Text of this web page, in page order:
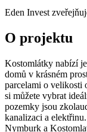
Eden Invest
O projektu
Kostomlátky nabízí
domů v krásném
parcelami o velikosti
si můžete vybrat
pozemky jsou
kanalizaci a
Nymburk a